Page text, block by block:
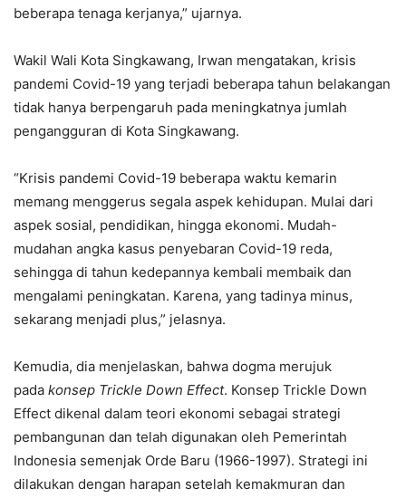
beberapa tenaga kerjanya,” ujarnya.
Wakil Wali Kota Singkawang, Irwan mengatakan, krisis
pandemi Covid-19 yang terjadi beberapa tahun belakangan
tidak hanya berpengaruh pada meningkatnya jumlah
pengangguran di Kota Singkawang.
“Krisis pandemi Covid-19 beberapa waktu kemarin
memang menggerus segala aspek kehidupan. Mulai dari
aspek sosial, pendidikan, hingga ekonomi. Mudah-
mudahan angka kasus penyebaran Covid-19 reda,
sehingga di tahun kedepannya kembali membaik dan
mengalami peningkatan. Karena, yang tadinya minus,
sekarang menjadi plus,” jelasnya.
Kemudia, dia menjelaskan, bahwa dogma merujuk
pada konsep Trickle Down Effect. Konsep Trickle Down
Effect dikenal dalam teori ekonomi sebagai strategi
pembangunan dan telah digunakan oleh Pemerintah
Indonesia semenjak Orde Baru (1966-1997). Strategi ini
dilakukan dengan harapan setelah kemakmuran dan